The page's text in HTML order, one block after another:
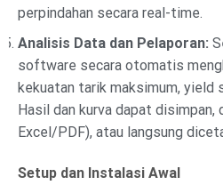
perpindahan secara real-time.
Analisis Data dan Pelaporan:
software secara otomatis
kekuatan tarik maksimum, yield
Hasil dan kurva dapat
Excel/PDF), atau langsung
Setup dan Instalasi Awal